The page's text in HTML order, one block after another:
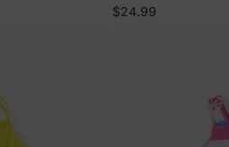
pour fillettes/
$24.99